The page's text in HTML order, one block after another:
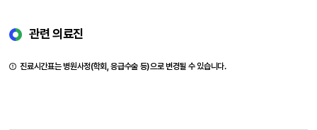
관련 의료진
진료시간표는 병원사정(학회, 응급수술 등)으로 변경될 수 있습니다.